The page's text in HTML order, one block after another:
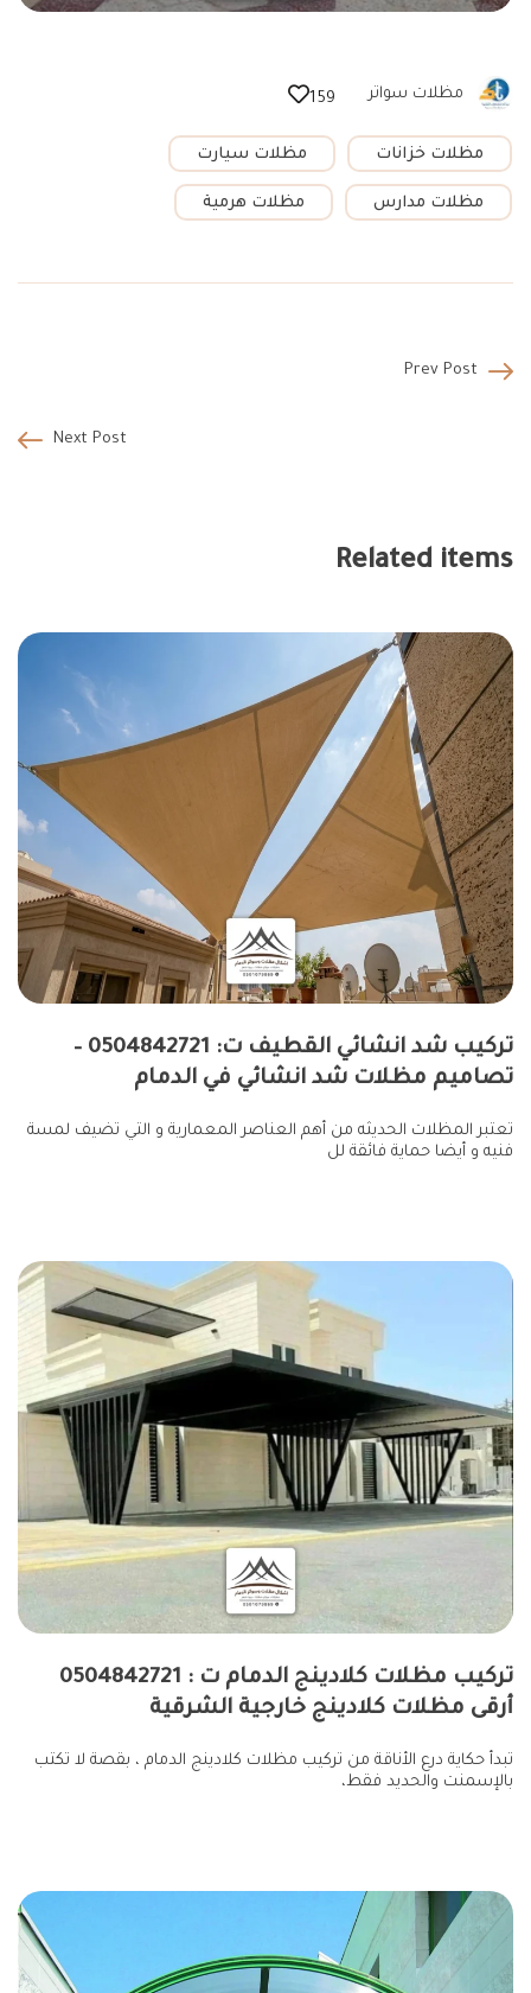
مظلات سواتر 159
مظلات خزانات مظلات سيارت
مظلات مدارس مظلات هرمية
Prev Post
Next Post
Related items
تركيب شد انشائي القطيف ت: 0504842721 –
تصاميم مظلات شد انشائي في الدمام
تعتبر المظلات الحديثه من أهم العناصر المعمارية و التي تضيف لمسة
فنيه و أيضا حماية فائقة لل
تركيب مظلات كلادينج الدمام ت : 0504842721
أرقى مظلات كلادينج خارجية الشرقية
تبدأ حكاية درع الأناقة من تركيب مظلات كلادينج الدمام ، بقصة لا تكتب
بالإسمنت والحديد فقط،